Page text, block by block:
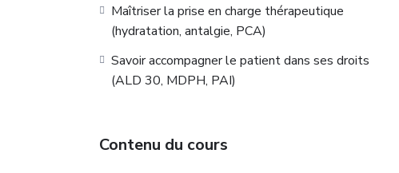
Maîtriser la prise en charge thérapeutique
(hydratation, antalgie, PCA)
Savoir accompagner le patient dans ses droits
(ALD 30, MDPH, PAI)
Contenu du cours